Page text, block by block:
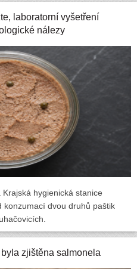
laboratorní vyšetření
nálezy
hygienická stanice
konzumací dvou druhů paštik
zjištěna salmonela